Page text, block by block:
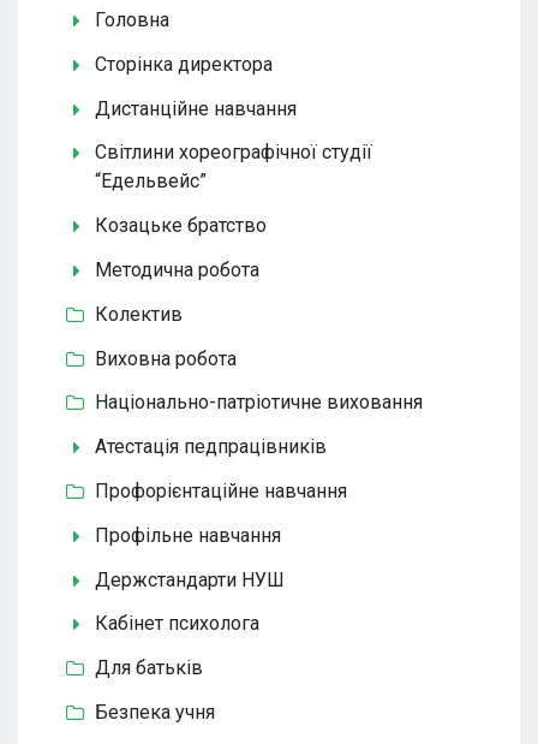
Головна
Сторінка директора
Дистанційне навчання
Світлини хореографічної студії
“Едельвейс”
Козацьке братство
Методична робота
Колектив
Виховна робота
Національно-патріотичне виховання
Атестація педпрацівників
Профорієнтаційне навчання
Профільне навчання
Держстандарти НУШ
Кабінет психолога
Для батьків
Безпека учня